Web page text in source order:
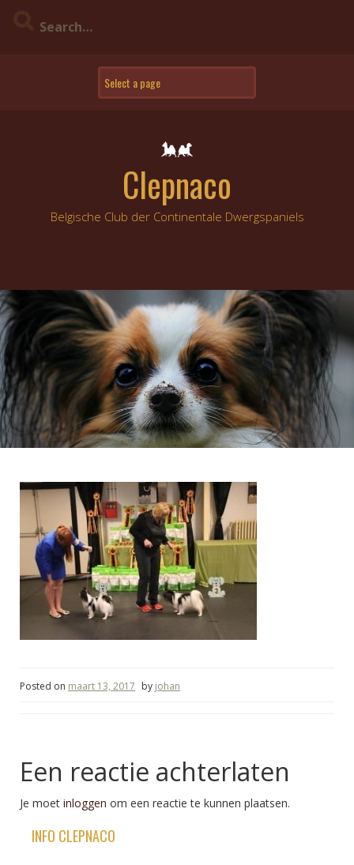
Clepnaco
Belgische Club der Continentale Dwergspaniels
Posted on maart 13, 2017 by johan
Een reactie achterlaten
Je moet inloggen om een reactie te kunnen plaatsen.
INFO CLEPNACO